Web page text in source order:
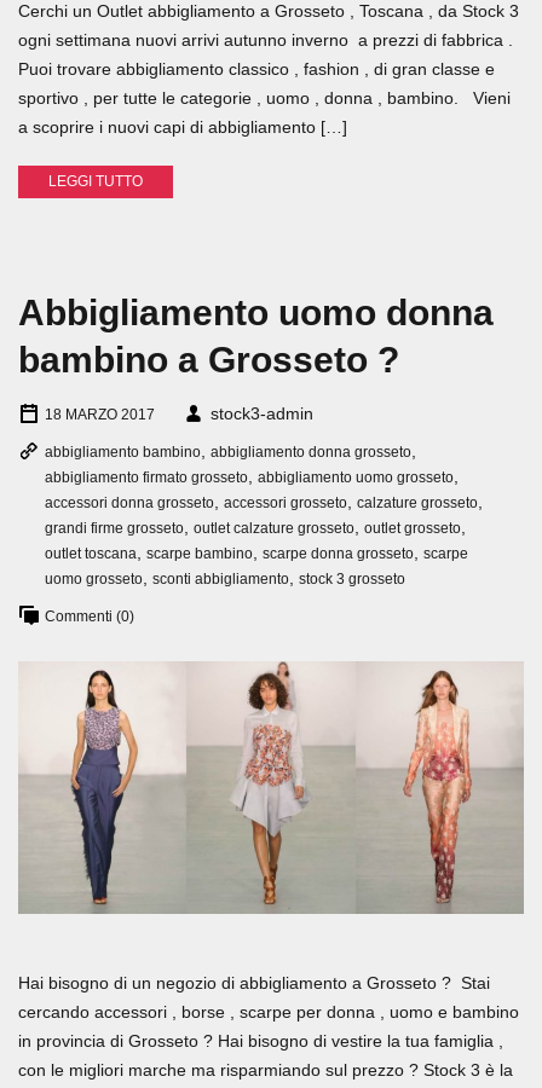
Cerchi un Outlet abbigliamento a Grosseto , Toscana , da Stock 3
ogni settimana nuovi arrivi autunno inverno a prezzi di fabbrica .
Puoi trovare abbigliamento classico , fashion , di gran classe e
sportivo , per tutte le categorie , uomo , donna , bambino. Vieni
a scoprire i nuovi capi di abbigliamento […]
LEGGI TUTTO
Abbigliamento uomo donna
bambino a Grosseto ?
18 MARZO 2017 stock3-admin
abbigliamento bambino, abbigliamento donna grosseto,
abbigliamento firmato grosseto, abbigliamento uomo grosseto,
accessori donna grosseto, accessori grosseto, calzature grosseto,
grandi firme grosseto, outlet calzature grosseto, outlet grosseto,
outlet toscana, scarpe bambino, scarpe donna grosseto, scarpe
uomo grosseto, sconti abbigliamento, stock 3 grosseto
Commenti (0)
Hai bisogno di un negozio di abbigliamento a Grosseto ? Stai
cercando accessori , borse , scarpe per donna , uomo e bambino
in provincia di Grosseto ? Hai bisogno di vestire la tua famiglia ,
con le migliori marche ma risparmiando sul prezzo ? Stock 3 è la